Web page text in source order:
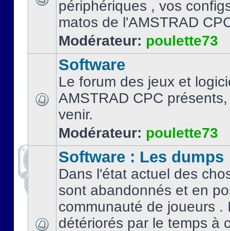
périphériques , vos
matos de l'AMSTRAD
Modérateur: poulette73
Software
Le forum des jeux et
AMSTRAD CPC
venir.
Modérateur: poulette73
Software : Les dumps
Dans l'état actuel des
sont abandonnés et en
communauté de joueurs .
détériorés par le temps à